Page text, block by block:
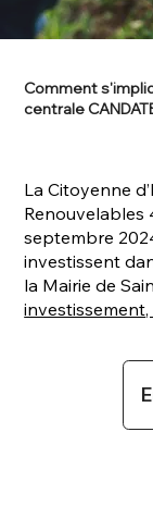
Comment
centrale
La Citoyenne
Renouvelables
septembre
investissent
la Mairie de
investissement